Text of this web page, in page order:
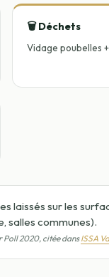
🗑️ Déchets
Vidage poubelles
laissés sur les
salles communes).
Poll 2020, citée dansISSA